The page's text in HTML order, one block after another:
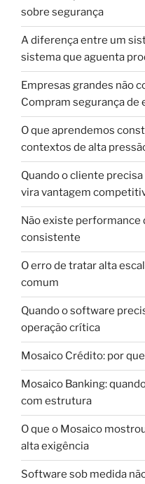
sobre segurança
A diferença entre um
sistema que aguenta
Empresas grandes não
Compram segurança de
O que aprendemos
contextos de alta
Quando o cliente
vira vantagem
Não existe
consistente
O erro de tratar alta
comum
Quando o software
operação crítica
Mosaico Crédito: por
Mosaico Banking:
com estrutura
O que o Mosaico
alta exigência
Software sob medida